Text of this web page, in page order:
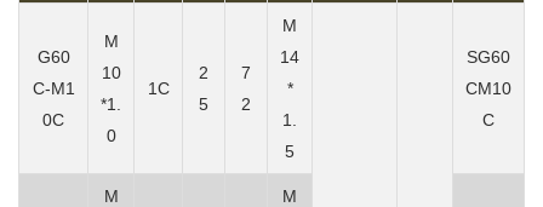
G60
C-M1
0C
M
10
*1.
0
1C
2
5
7
2
M
14
*
1.
5
SG60
CM10
C
M
M